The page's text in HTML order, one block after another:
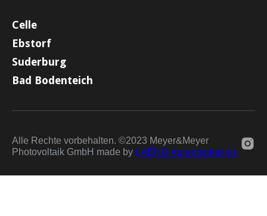
Celle
Ebstorf
Suderburg
Bad Bodenteich
Alle Rechte vorbehalten. ©2023 Meyer&Meyer
Photovoltaik GmbH made by LAEND Agrarmarketing